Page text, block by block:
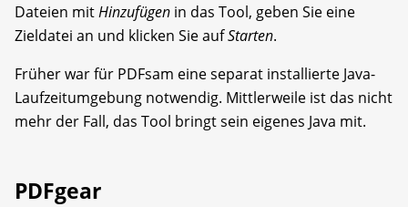
Dateien mitHinzufügen in das Tool, geben Sie eine
Zieldatei an und klicken Sie aufStarten.
Früher war für PDFsam eine separat installierte Java-
Laufzeitumgebung notwendig. Mittlerweile ist das nicht
mehr der Fall, das Tool bringt sein eigenes Java mit.
PDFgear